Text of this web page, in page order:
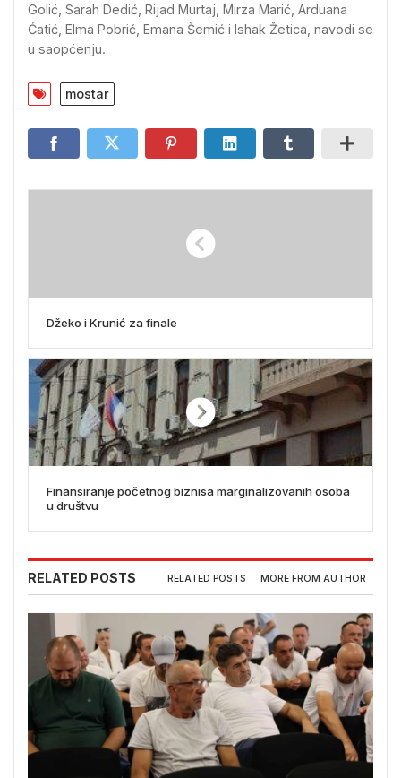
Golić, Sarah Dedić, Rijad Murtaj, Mirza Marić, Arduana
Ćatić, Elma Pobrić, Emana Šemić i Ishak Žetica, navodi se
u saopćenju.
mostar
Džeko i Krunić za finale
Finansiranje početnog biznisa marginalizovanih osoba
u društvu
RELATED POSTS RELATED POSTS MORE FROM AUTHOR